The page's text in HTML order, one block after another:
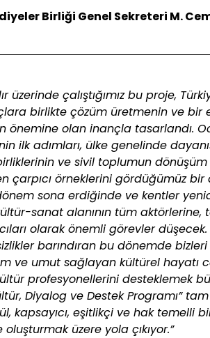
Birliği Genel Sekreteri M.
üzerinde çalıştığımız bu proje,
birlikte çözüm üretmenin ve bir
önemine olan inançla tasarlandı.
ilk adımları, ülke genelinde
ve sivil toplumun
çarpıcı örneklerini gördüğümüz
sona erdiğinde ve kentler
sanat alanının tüm aktörlerine,
olarak önemli görevler
barındıran bu dönemde
ve umut sağlayan kültürel hayatı
profesyonellerini desteklemek
Diyalog ve Destek Programı”
kapsayıcı, eşitlikçi ve hak temelli
üzere yola çıkıyor.”